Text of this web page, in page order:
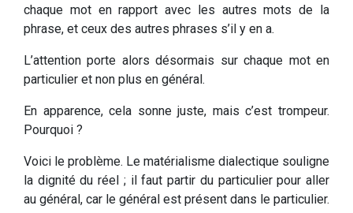
chaque mot en rapport avec les autres mots de la
phrase, et ceux des autres phrases s’il y en a.
L’attention porte alors désormais sur chaque mot en
particulier et non plus en général.
En apparence, cela sonne juste, mais c’est trompeur.
Pourquoi ?
Voici le problème. Le matérialisme dialectique souligne
la dignité du réel ; il faut partir du particulier pour aller
au général, car le général est présent dans le particulier.